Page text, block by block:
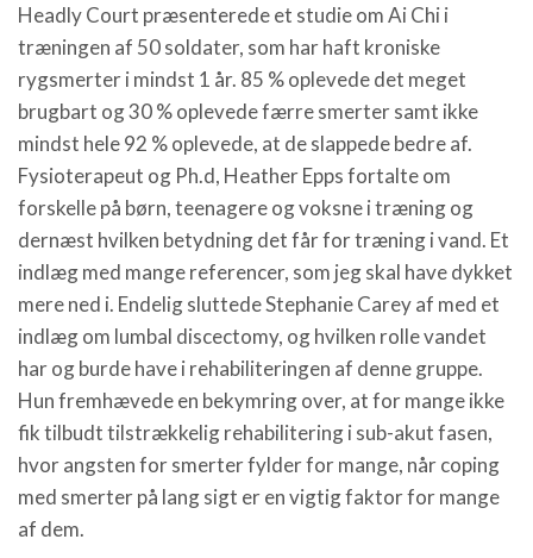
Headly Court præsenterede et studie om Ai Chi i
træningen af 50 soldater, som har haft kroniske
rygsmerter i mindst 1 år. 85 % oplevede det meget
brugbart og 30 % oplevede færre smerter samt ikke
mindst hele 92 % oplevede, at de slappede bedre af.
Fysioterapeut og Ph.d, Heather Epps fortalte om
forskelle på børn, teenagere og voksne i træning og
dernæst hvilken betydning det får for træning i vand. Et
indlæg med mange referencer, som jeg skal have dykket
mere ned i. Endelig sluttede Stephanie Carey af med et
indlæg om lumbal discectomy, og hvilken rolle vandet
har og burde have i rehabiliteringen af denne gruppe.
Hun fremhævede en bekymring over, at for mange ikke
fik tilbudt tilstrækkelig rehabilitering i sub-akut fasen,
hvor angsten for smerter fylder for mange, når coping
med smerter på lang sigt er en vigtig faktor for mange
af dem.